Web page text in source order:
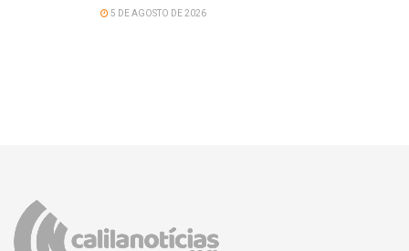
5 DE AGOSTO DE 2026